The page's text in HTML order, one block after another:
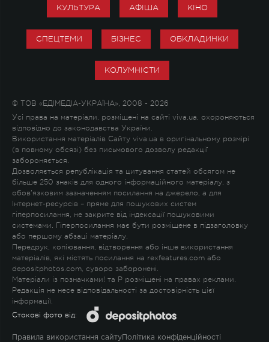
КУЛЬТУРА АФІША КІНО
СПЕЦТЕМИ БІЗНЕС ОБКЛАДИНКИ
КОЛУМНІСТИ
© ТОВ «ЕДІМЕДІА-УКРАЇНА», 2008 - 2026
Усі права на матеріали, розміщені на сайті viva.ua, охороняються
відповідно до законодавства України.
Використання матеріалів Сайту viva.ua в оригінальному розмірі
(в повному обсязі) без письмового дозволу редакції
забороняється.
Дозволяється републікація та цитування статей обсягом не
більше 250 знаків для одного інформаційного матеріалу, з
обов'язковим зазначенням посилання на джерело, а для
Інтернет-ресурсів – пряме для пошукових систем
гіперпосилання, не закрите від індексації пошуковими
системами. Гіперпосилання має бути розміщене в підзаголовку
або першому абзаці матеріалу.
Передрук, копіювання, відтворення або інше використання
матеріалів, які містять посилання на rexfeatures.com або
depositphotos.com, суворо заборонені.
Матеріали із позначками! та P розміщені на правах реклами.
Редакція не несе відповідальності за достовірність цієї
інформації.
Стокові фото від:
Правила використання сайту Політика конфіденційності